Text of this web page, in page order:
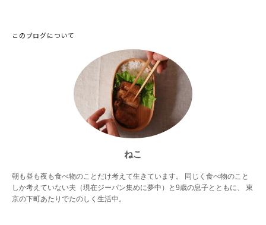
このブログについて
ねこ
朝も昼も夜も食べ物のことだけ考えて生きています。 同じく食べ物のこと
しか考えていない夫（現在ジーパン集めに夢中）と9歳の息子とともに、 東
京の下町あたりでたのしく生活中。